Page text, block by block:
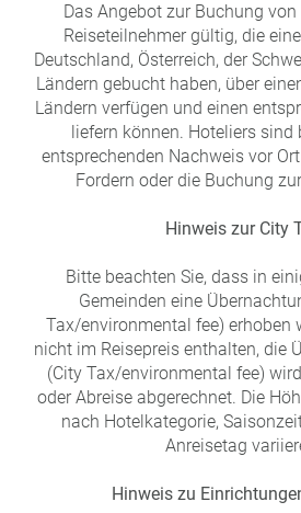
Das Angebot zur Buchung
Reiseteilnehmer gültig, die
Deutschland, Österreich, der
Ländern gebucht haben, über
Ländern verfügen und einen
liefern können. Hoteliers sind
entsprechenden Nachweis vor
Fordern oder die Buchung
Hinweis zur City
Bitte beachten Sie, dass in
Gemeinden eine
Tax/environmental fee) erhoben
nicht im Reisepreis enthalten, die
(City Tax/environmental fee)
oder Abreise abgerechnet. Die
nach Hotelkategorie,
Anreisetag
Hinweis zu